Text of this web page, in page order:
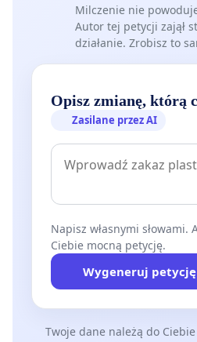
Milczenie nie
Autor tej petycji zajął
działanie. Zrobisz to
Opisz zmianę, którą
Zasilane przez AI
Napisz własnymi słowami.
Ciebie mocną petycję.
Wygeneruj petycję
Twoje dane należą do Ciebie